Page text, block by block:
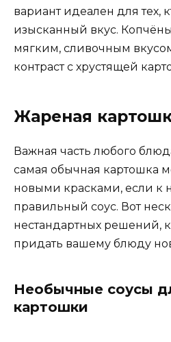
вариант идеален для тех,
изысканный вкус.
мягким, сливочным
контраст с хрустящей
Жареная
Важная часть любого
самая обычная картошка
новыми красками, если к
правильный соус. Вот
нестандартных решений,
придать вашему блюду
Необычные соусы
картошки